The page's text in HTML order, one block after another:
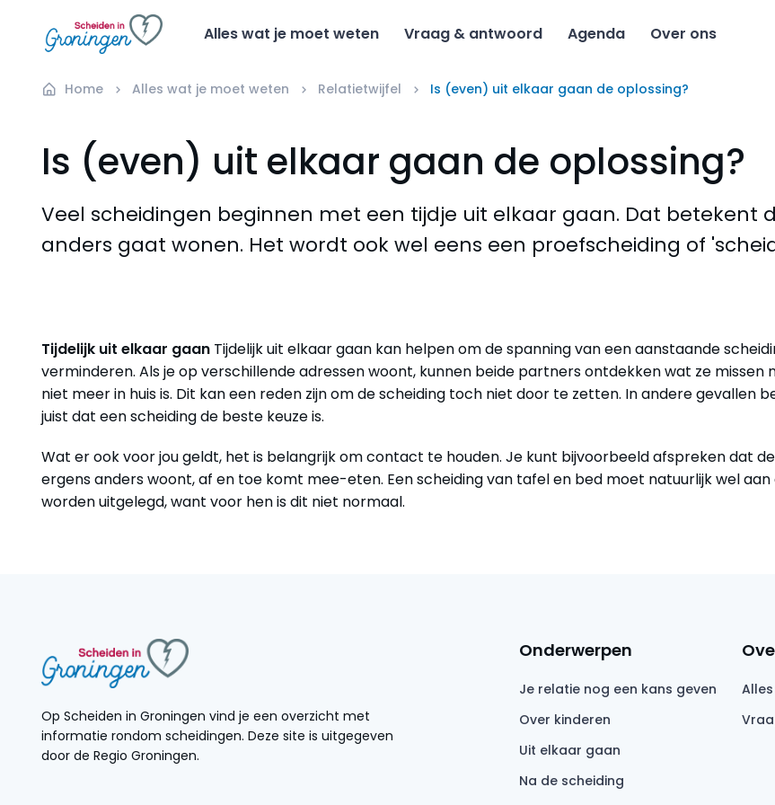
Alles wat je moet weten Vraag & antwoord Agenda Over ons
Home Alles wat je moet weten Relatietwijfel Is (even) uit elkaar gaan de oplossing?
Is (even) uit elkaar gaan de oplossing?
Veel scheidingen beginnen met een tijdje uit elkaar gaan. Dat betekent
anders gaat wonen. Het wordt ook wel eens een proefscheiding of
Tijdelijk uit elkaar gaanTijdelijk uit elkaar gaan kan helpen om de spanning van een aanstaande
verminderen. Als je op verschillende adressen woont, kunnen beide partners ontdekken wat ze missen
niet meer in huis is. Dit kan een reden zijn om de scheiding toch niet door te zetten. In andere gevallen
juist dat een scheiding de beste keuze is.
Wat er ook voor jou geldt, het is belangrijk om contact te houden. Je kunt bijvoorbeeld afspreken dat
ergens anders woont, af en toe komt mee-eten. Een scheiding van tafel en bed moet natuurlijk wel aan
worden uitgelegd, want voor hen is dit niet normaal.
Op Scheiden in Groningen vind je een overzicht met
informatie rondom scheidingen. Deze site is uitgegeven
door de Regio Groningen.
Onderwerpen
Je relatie nog een kans geven
Over kinderen
Uit elkaar gaan
Na de scheiding